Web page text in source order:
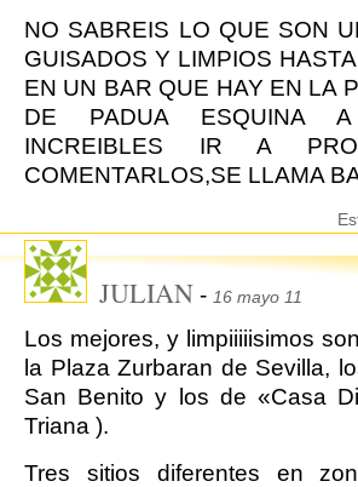
NO SABREIS LO QUE SON
GUISADOS Y LIMPIOS
EN UN BAR QUE HAY EN LA
DE PADUA ESQUINA A
INCREIBLES IR A
COMENTARLOS,SE LLAMA
JULIAN - 16 mayo 11
Los mejores, y limpiiiiisimos
la Plaza Zurbaran de Sevilla,
San Benito y los de «Casa
Triana ).
Tres sitios diferentes en